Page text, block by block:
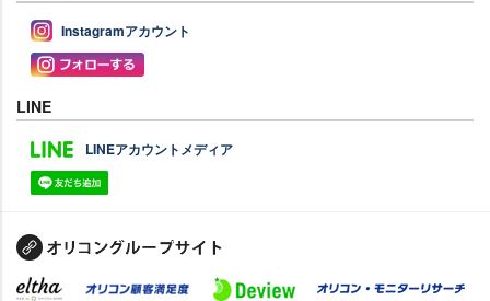
Instagramアカウント
LINE
LINEアカウントメディア